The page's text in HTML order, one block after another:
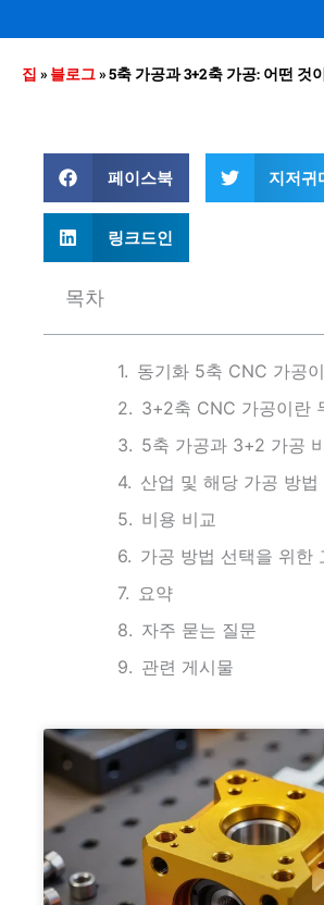
집 » 블로그»5축 가공과 3+2축 가공: 어떤 것
페이스북 지저귀
링크드인
목차
동기화 5축 CNC 가공
3+2축 CNC 가공이란
5축 가공과 3+2 가공
산업 및 해당 가공 방법
비용 비교
가공 방법 선택을 위한
요약
자주 묻는 질문
관련 게시물